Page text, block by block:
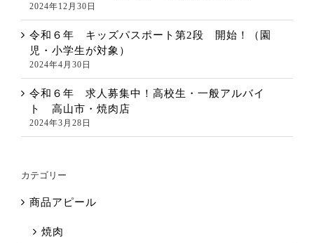
2024年12月30日
令和６年 キッズパスポート第2段 開始！（園
児・小学生が対象）
2024年4月30日
令和６年 求人募集中！高校生・一般アルバイ
ト 高山市・焼肉店
2024年3月28日
カテゴリー
商品アピール
焼肉